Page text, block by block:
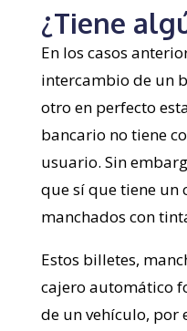
¿Tiene
En los casos
intercambio de un
otro en perfecto
bancario no tiene
usuario. Sin
que sí que tiene un
manchados con
Estos billetes,
cajero automático
de un vehículo, por